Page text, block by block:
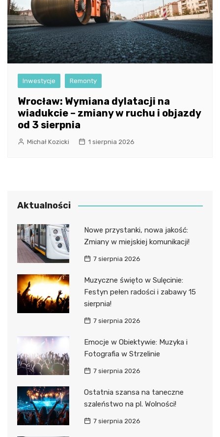
Inwestycje Remonty
Wrocław: Wymiana dylatacji na
wiadukcie – zmiany w ruchu i objazdy
od 3 sierpnia
Michał Kozicki 1 sierpnia 2026
Aktualności
Nowe przystanki, nowa jakość:
Zmiany w miejskiej komunikacji!
7 sierpnia 2026
Muzyczne święto w Sulęcinie:
Festyn pełen radości i zabawy 15
sierpnia!
7 sierpnia 2026
Emocje w Obiektywie: Muzyka i
Fotografia w Strzelinie
7 sierpnia 2026
Ostatnia szansa na taneczne
szaleństwo na pl. Wolności!
7 sierpnia 2026